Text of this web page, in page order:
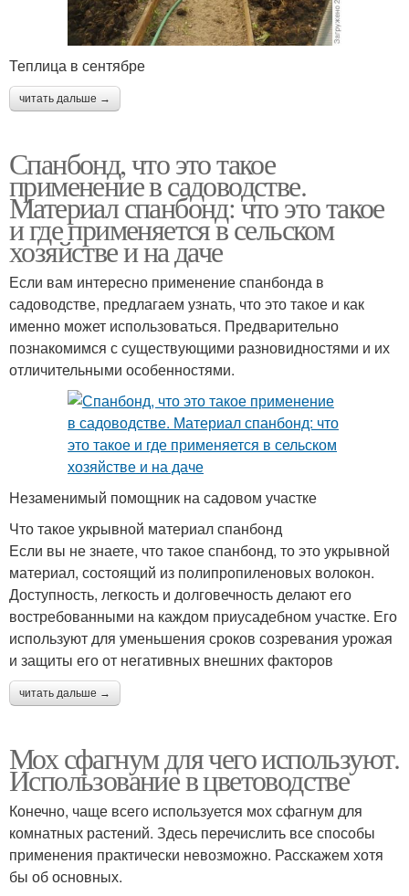
Теплица в сентябре
читать дальше →
Спанбонд, что это такое
применение в садоводстве.
Материал спанбонд: что это такое
и где применяется в сельском
хозяйстве и на даче
Если вам интересно применение спанбонда в
садоводстве, предлагаем узнать, что это такое и как
именно может использоваться. Предварительно
познакомимся с существующими разновидностями и их
отличительными особенностями.
Незаменимый помощник на садовом участке
Что такое укрывной материал спанбонд
Если вы не знаете, что такое спанбонд, то это укрывной
материал, состоящий из полипропиленовых волокон.
Доступность, легкость и долговечность делают его
востребованными на каждом приусадебном участке. Его
используют для уменьшения сроков созревания урожая
и защиты его от негативных внешних факторов
читать дальше →
Мох сфагнум для чего используют.
Использование в цветоводстве
Конечно, чаще всего используется мох сфагнум для
комнатных растений. Здесь перечислить все способы
применения практически невозможно. Расскажем хотя
бы об основных.